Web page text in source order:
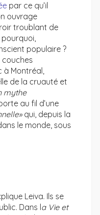
par ce qu’il
ouvrage
troublant de
populaire ?
couches
à Montréal,
de la cruauté et
mythe
au fil d’une
qui, depuis la
le monde, sous
Leiva. Ils se
Dans la Vie et